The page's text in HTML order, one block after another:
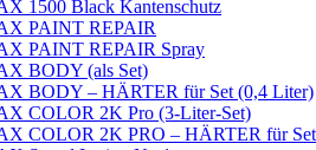
1500 Black Kantenschutz
PAINT REPAIR
PAINT REPAIR Spray
BODY (als Set)
BODY – HÄRTER für Set (0,4 Liter)
COLOR 2K Pro (3-Liter-Set)
COLOR 2K PRO – HÄRTER für